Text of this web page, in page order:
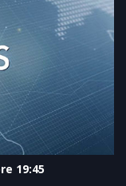
19:45